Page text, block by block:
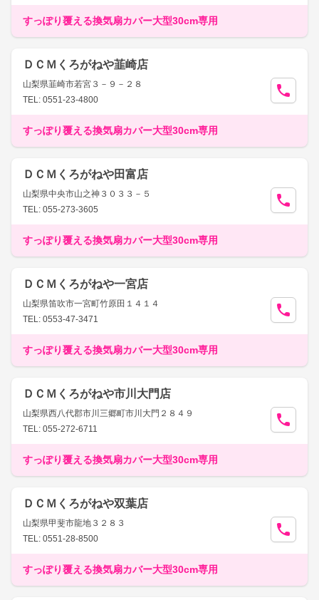
すっぽり覆える換気扇カバー大型30cm専用
ＤＣＭくろがねや韮崎店
山梨県韮崎市若宮３－９－２８
TEL: 0551-23-4800
すっぽり覆える換気扇カバー大型30cm専用
ＤＣＭくろがねや田富店
山梨県中央市山之神３０３３－５
TEL: 055-273-3605
すっぽり覆える換気扇カバー大型30cm専用
ＤＣＭくろがねや一宮店
山梨県笛吹市一宮町竹原田１４１４
TEL: 0553-47-3471
すっぽり覆える換気扇カバー大型30cm専用
ＤＣＭくろがねや市川大門店
山梨県西八代郡市川三郷町市川大門２８４９
TEL: 055-272-6711
すっぽり覆える換気扇カバー大型30cm専用
ＤＣＭくろがねや双葉店
山梨県甲斐市龍地３２８３
TEL: 0551-28-8500
すっぽり覆える換気扇カバー大型30cm専用